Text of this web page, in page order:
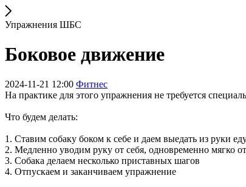
Упражнения ШБС
Боковое движение
2024-11-21 12:00 Фитнес
На практике для этого упражнения не требуется
Что будем делать:
1. Ставим собаку боком к себе и даем выедать из руки
2. Медленно уводим руку от себя, одновременно мягко
3. Собака делаем несколько приставных шагов
4. Отпускаем и заканчиваем упражнение